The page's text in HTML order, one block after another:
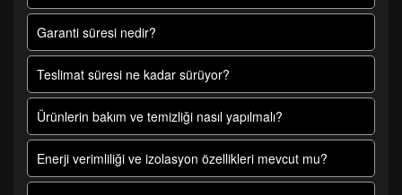
Garanti süresi nedir?
Teslimat süresi ne kadar sürüyor?
Ürünlerin bakım ve temizliği nasıl yapılmalı?
Enerji verimliliği ve izolasyon özellikleri mevcut mu?